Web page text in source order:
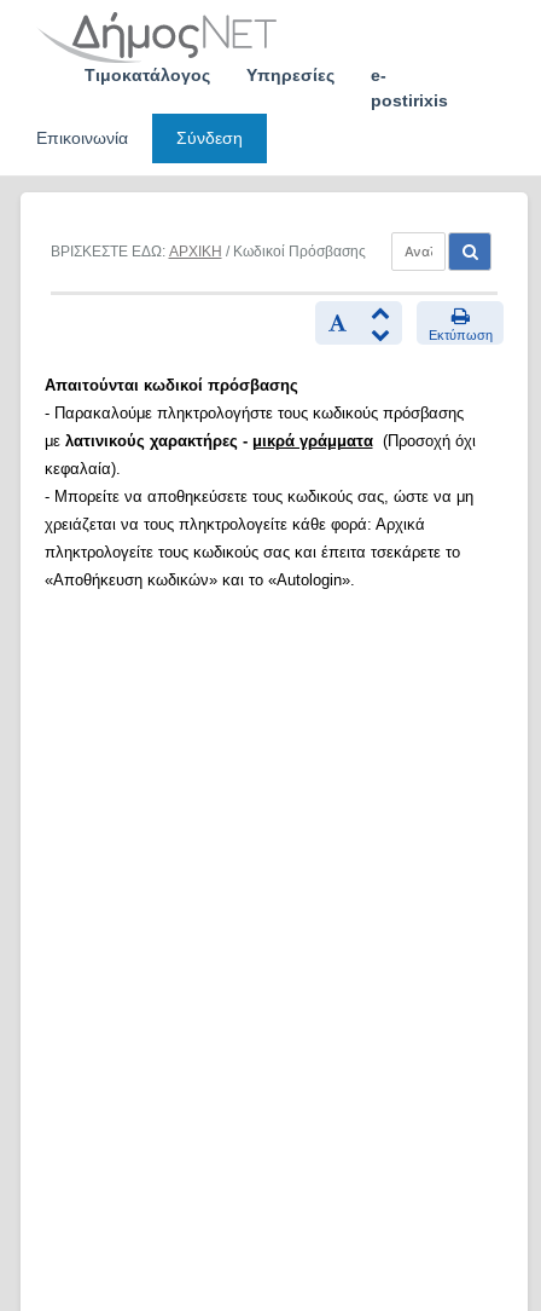
Τιμοκατάλογος Υπηρεσίες
e-
postirixis
Επικοινωνία
Σύνδεση
ΒΡΙΣΚΕΣΤΕ ΕΔΩ: ΑΡΧΙΚΗ / Κωδικοί Πρόσβασης
Εκτύπωση
Απαιτούνται κωδικοί πρόσβασης
- Παρακαλούμε πληκτρολογήστε τους κωδικούς πρόσβασης
με λατινικούς χαρακτήρες - μικρά γράμματα(Προσοχή όχι
κεφαλαία).
- Μπορείτε να αποθηκεύσετε τους κωδικούς σας, ώστε να μη
χρειάζεται να τους πληκτρολογείτε κάθε φορά: Αρχικά
πληκτρολογείτε τους κωδικούς σας και έπειτα τσεκάρετε το
«Αποθήκευση κωδικών» και το «Autologin».